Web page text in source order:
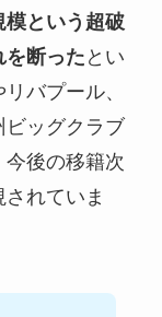
模という超破
を断った とい
バプール、
ッグクラブ
後の移籍次
れていま